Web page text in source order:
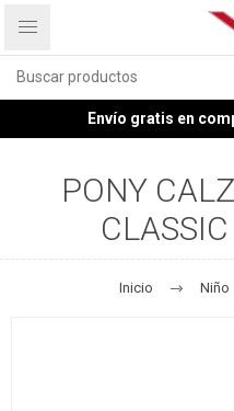
Envío gratis en
PONY
Inicio Niño